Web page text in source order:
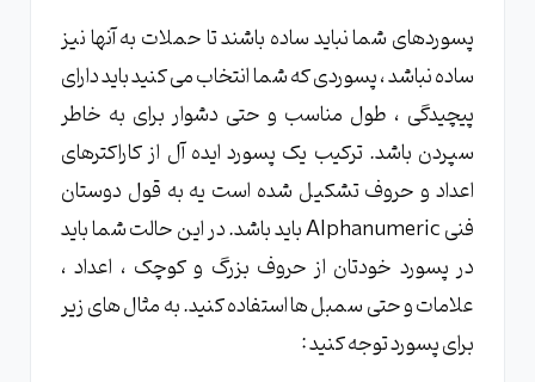
پسوردهای شما نباید ساده باشند تا حملات به آنها نیز
ساده نباشد ، پسوردی که شما انتخاب می کنید باید دارای
پیچیدگی ، طول مناسب و حتی دشوار برای به خاطر
سپردن باشد. ترکیب یک پسورد ایده آل از کاراکترهای
اعداد و حروف تشکیل شده است یه به قول دوستان
فنی Alphanumeric باید باشد. در این حالت شما باید
در پسورد خودتان از حروف بزرگ و کوچک ، اعداد ،
علامات و حتی سمبل ها استفاده کنید. به مثال های زیر
برای پسورد توجه کنید :